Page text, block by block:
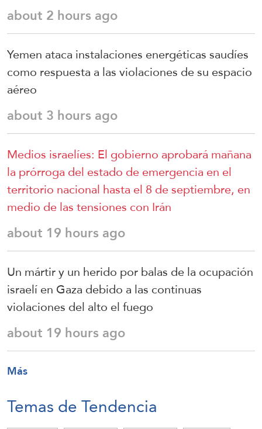
about 2 hours ago
Yemen ataca instalaciones energéticas saudíes
como respuesta a las violaciones de su espacio
aéreo
about 3 hours ago
Medios israelíes: El gobierno aprobará mañana
la prórroga del estado de emergencia en el
territorio nacional hasta el 8 de septiembre, en
medio de las tensiones con Irán
about 19 hours ago
Un mártir y un herido por balas de la ocupación
israelí en Gaza debido a las continuas
violaciones del alto el fuego
about 19 hours ago
Más
Temas de Tendencia